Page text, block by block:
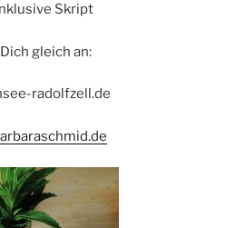
Skript
gleich an:
radolfzell.de